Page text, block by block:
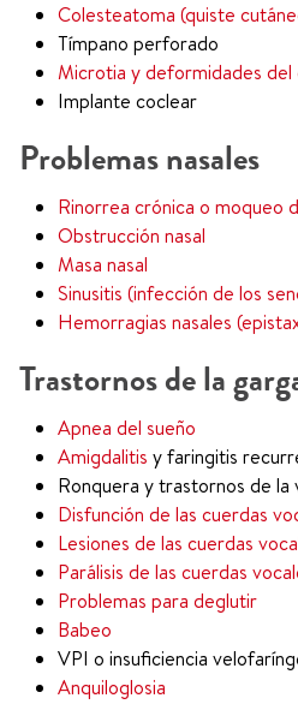
Colesteatoma (quiste
Tímpano perforado
Microtia y deformidades
Implante coclear
Problemas nasales
Rinorrea crónica o moqueo
Obstrucción nasal
Masa nasal
Sinusitis (infección de los
Hemorragias nasales
Trastornos de la
Apnea del sueño
Amigdalitis y faringitis
Ronquera y trastornos de la
Disfunción de las cuerdas
Lesiones de las cuerdas
Parálisis de las cuerdas
Problemas para deglutir
Babeo
VPI o insuficiencia
Anquiloglosia